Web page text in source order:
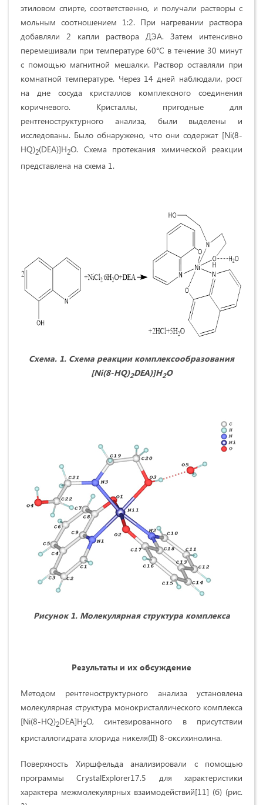
этиловом спирте, соответственно, и получали растворы с
мольным соотношением 1:2. При нагревании раствора
добавляли 2 капли раствора ДЭА. Затем интенсивно
перемешивали при температуре 60°С в течение 30 минут
с помощью магнитной мешалки. Раствор оставляли при
комнатной температуре. Через 14 дней наблюдали, рост
на дне сосуда кристаллов комплексного соединения
коричневого. Кристаллы, пригодные для
рентгеноструктурного анализа, были выделены и
исследованы. Было обнаружено, что они содержат [Ni(8-
HQ)2(DEA)]H2O. Схема протекания химической реакции
представлена на cхема 1.
Схема. 1. Схема реакции комплексообразования
[Ni(8-HQ)2DEA)]H2O
Рисунок 1. Молекулярная структура комплекса
Результаты и их обсуждение
Методом рентгеноструктурного анализа установлена
молекулярная структура монокристаллического комплекса
[Ni(8-HQ)2DEA]H2O, синтезированного в присутствии
кристаллогидрата хлорида никеля(II) 8-оксихинолина.
Поверхность Хиршфельда анализировали с помощью
программы CrystalExplorer17.5 для характеристики
характера межмолекулярных взаимодействий[11] (б) (рис.